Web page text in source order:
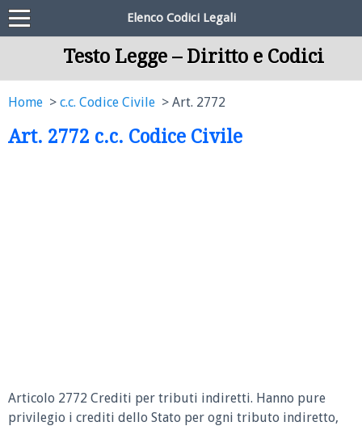
Elenco Codici Legali
Testo Legge – Diritto e Codici
Home c.c. Codice Civile Art. 2772
Art. 2772 c.c. Codice Civile
Articolo 2772 Crediti per tributi indiretti. Hanno pure
privilegio i crediti dello Stato per ogni tributo indiretto,